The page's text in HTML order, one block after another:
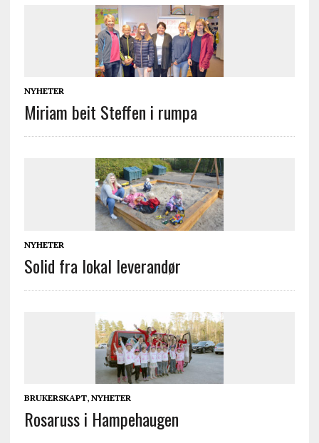
NYHETER
Miriam beit Steffen i rumpa
NYHETER
Solid fra lokal leverandør
BRUKERSKAPT, NYHETER
Rosaruss i Hampehaugen